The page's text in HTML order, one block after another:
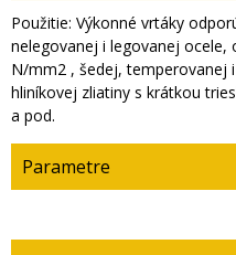
Použitie: Výkonné vrtáky
nelegovanej i legovanej
N/mm2 , šedej, temperovanej
hliníkovej zliatiny s krátkou
a pod.
Parametre